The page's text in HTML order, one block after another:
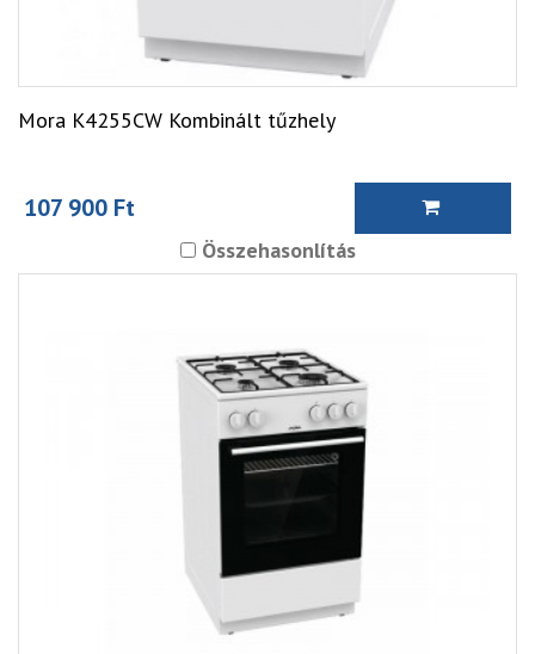
Mora K4255CW Kombinált tűzhely
107 900 Ft
Összehasonlítás